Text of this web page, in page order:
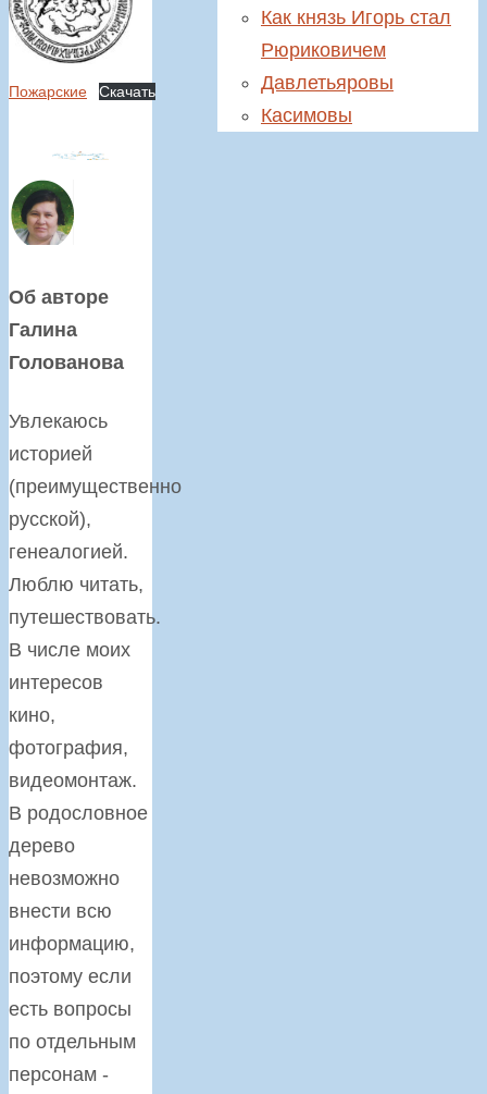
Пожарские Скачать
Об авторе
Галина
Голованова
Увлекаюсь
историей
(преимущественно
русской),
генеалогией.
Люблю читать,
путешествовать.
В числе моих
интересов
кино,
фотография,
видеомонтаж.
В родословное
дерево
невозможно
внести всю
информацию,
поэтому если
есть вопросы
по отдельным
персонам -
Как князь Игорь стал
Рюриковичем
Давлетьяровы
Касимовы